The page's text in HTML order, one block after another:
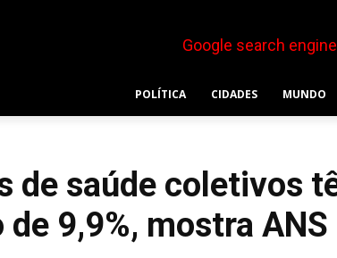
POLÍTICA CIDADES MUNDO
de saúde coletivos
de 9,9%, mostra ANS